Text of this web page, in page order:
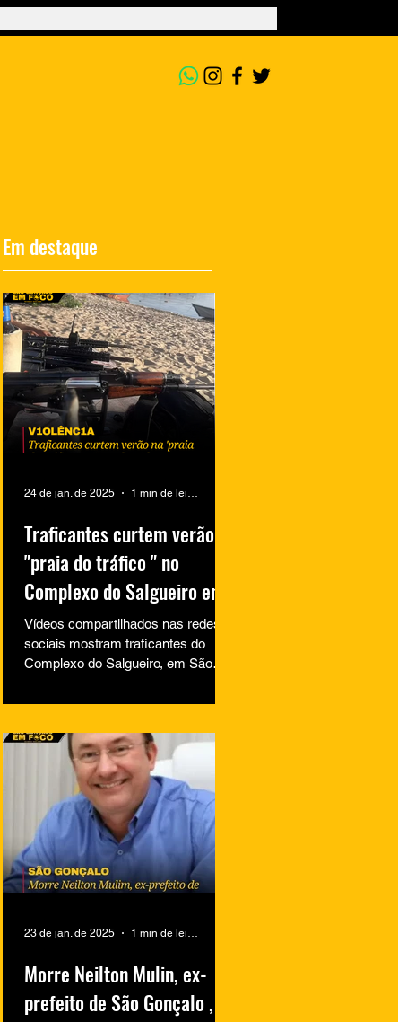
Em destaque
Traficantes curtem verão na
"praia do tráfico " no
Complexo do Salgueiro em
São Gonçalo
Vídeos compartilhados nas redes
sociais mostram traficantes do
Complexo do Salgueiro, em São
de lazer na...
24 de jan. de 2025
Morre Neilton Mulin, ex-
prefeito de São Gonçalo ,
23 de jan. de 2025